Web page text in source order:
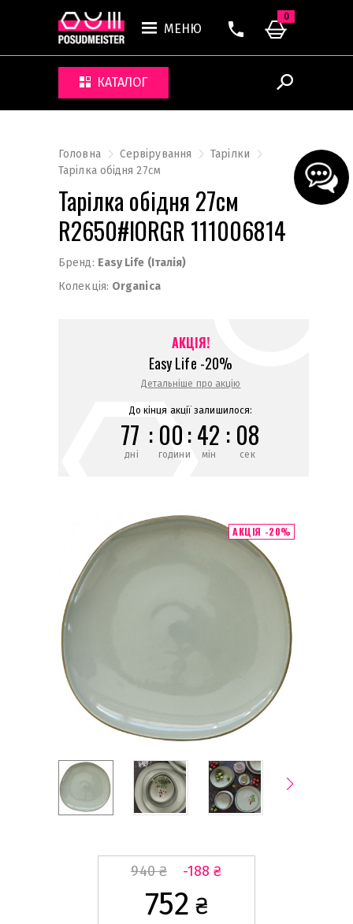
МЕНЮ
КАТАЛОГ
0
Головна Сервірування
Тарілки
Тарілка обідня 27см
Тарілка обідня 27см
R2650#IORGR 111006814
Бренд: Easy Life (Італія)
Колекція: Organica
АКЦІЯ -20%
АКЦІЯ!
Easy Life -20%
Детальніше про акцію
До кінця акції залишилося:
77
дні
: 00
години
:42
мін
: 08
сек
940₴ -188 ₴
752 ₴